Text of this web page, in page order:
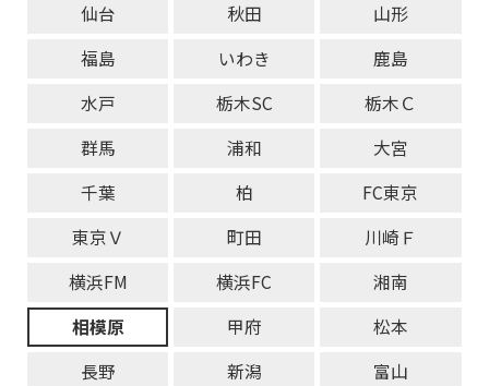
仙台
秋田
山形
福島
いわき
鹿島
水戸
栃木SC
栃木Ｃ
群馬
浦和
大宮
千葉
柏
FC東京
東京Ｖ
町田
川崎Ｆ
横浜FM
横浜FC
湘南
相模原
甲府
松本
長野
新潟
富山